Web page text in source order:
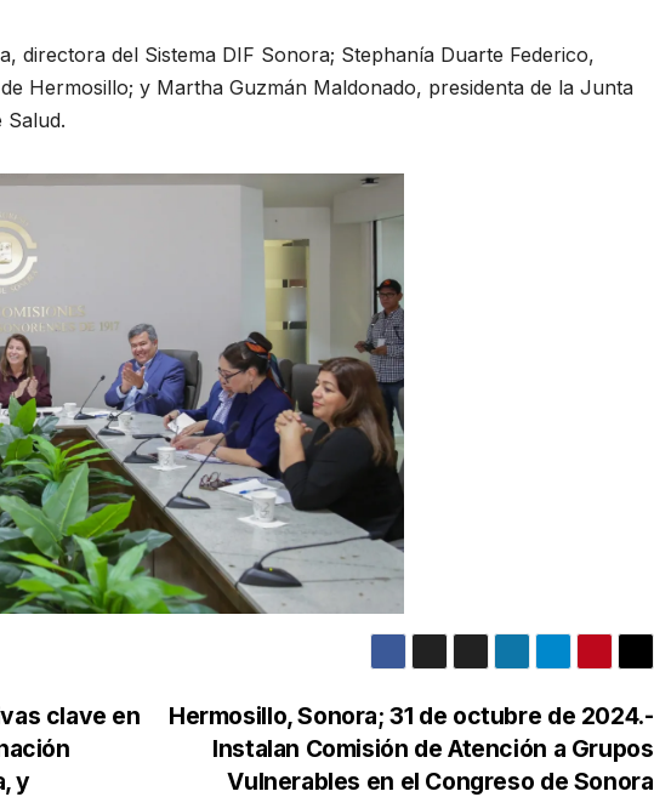
directora del Sistema DIF Sonora; Stephanía Duarte Federico,
Hermosillo; y Martha Guzmán Maldonado, presidenta de la Junta
Salud.
Hermosillo, Sonora; 31 de octubre de 2024.-
Instalan Comisión de Atención a Grupos
Vulnerables en el Congreso de Sonora
clave en
y